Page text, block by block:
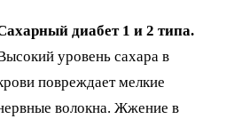
диабет 1 и 2 типа.
уровень сахара в
повреждает мелкие
волокна. Жжение в